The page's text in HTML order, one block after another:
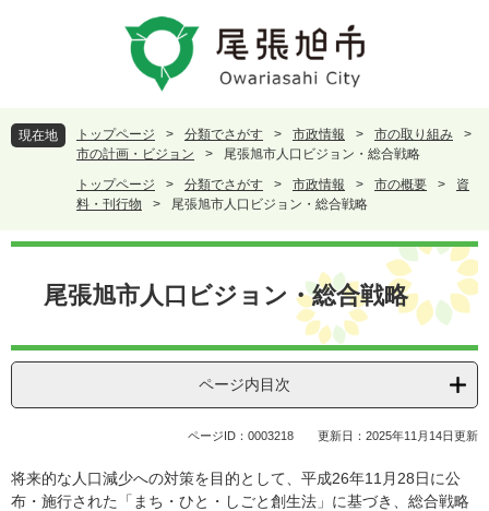
頭
で
飛
ば
文
現在地 トップページ > 分類でさがす > 市政情報 > 市の取り組み
>
市の計画・ビジョン
>
尾張旭市人口ビジョン・総合戦略
トップページ
> 分類でさがす > 市政情報 > 市の概要 >
資
料・刊行物
> 尾張旭市人口ビジョン・総合戦略
本
尾張旭市人口ビジョン・総合戦略
ページ内目次
ページID：0003218 更新日：2025年11月14日更新
将来的な人口減少への対策を目的として、平成26年11月28日に公
布・施行された「まち・ひと・しごと創生法」に基づき、総合戦略